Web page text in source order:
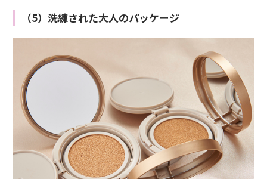
（5）洗練された大人のパッケージ